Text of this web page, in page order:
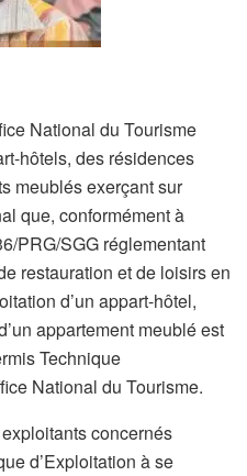
National du Tourisme
hôtels, des résidences
meublés exerçant sur
que, conformément à
PRG/SGG réglementant
restauration et de loisirs en
d’un appart-hôtel,
appartement meublé est
Technique
National du Tourisme.
concernés
d’Exploitation à se